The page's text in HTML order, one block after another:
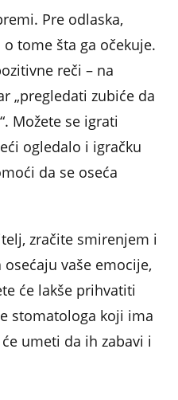
Pre odlaska,
tome šta ga očekuje.
reči – na
„pregledati zubiće da
Možete se igrati
ogledalo i igračku
da se oseća
zračite smirenjem i
vaše emocije,
će lakše prihvatiti
stomatologa koji ima
umeti da ih zabavi i